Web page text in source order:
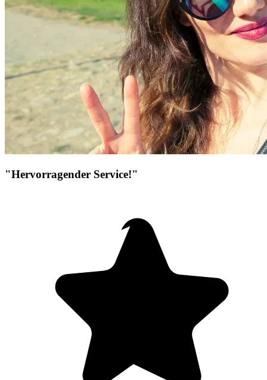
"Hervorragender Service!"